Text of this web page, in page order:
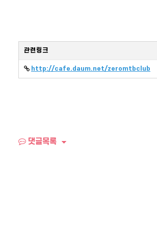
관련링크
http://cafe.daum.net/zeromtbclub
댓글목록